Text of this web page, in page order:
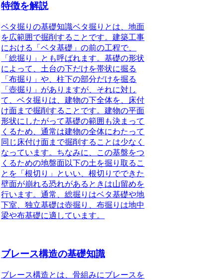
特徴を解説
ベタ掘りの基礎知識ベタ掘りとは、地面
を広範囲で掘削することです。建築工事
における「ベタ基礎」の前の工程で、
「総掘り」とも呼ばれます。基礎の形状
によって、土台の下だけを帯状に掘る
「布掘り」や、柱下の部分だけを掘る
「壺掘り」がありますが、それに対し
て、ベタ掘りは、建物の下全体を、床付
け面まで掘削することです。建物の平面
形状にしたがって基礎の範囲も決まって
くるため、通常は建物の全体にわたって
同じ床付け面まで掘削することは少なく
なっています。ちなみに、この基盤をつ
くるための地盤面以下の土を掘り取るこ
とを「根切り」といい、根切りでできた
壁面が崩れる恐れがあるときは山留めを
行います。通常、総掘りはベタ基礎や地
下室、独立基礎は壺掘り、布掘りは地中
梁や布基礎に適しています。
ブレース構造の基礎知識
ブレース構造とは、骨組みにブレースを